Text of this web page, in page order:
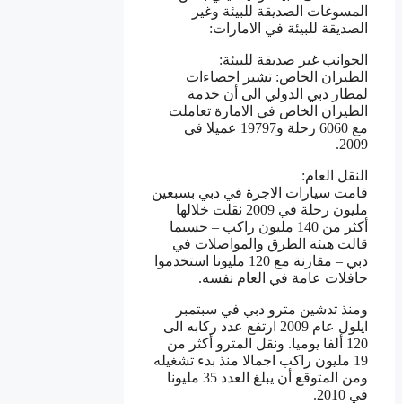
المسوغات الصديقة للبيئة وغير
الصديقة للبيئة في الامارات:
الجوانب غير صديقة للبيئة:
الطيران الخاص: تشير احصاءات
لمطار دبي الدولي الى أن خدمة
الطيران الخاص في الامارة تعاملت
مع 6060 رحلة و19797 عميلا في
2009.
النقل العام:
قامت سيارات الاجرة في دبي بسبعين
مليون رحلة في 2009 نقلت خلالها
أكثر من 140 مليون راكب – حسبما
قالت هيئة الطرق والمواصلات في
دبي – مقارنة مع 120 مليونا استخدموا
حافلات عامة في العام نفسه.
ومنذ تدشين مترو دبي في سبتمبر
ايلول عام 2009 ارتفع عدد ركابه الى
120 ألفا يوميا. ونقل المترو أكثر من
19 مليون راكب اجمالا منذ بدء تشغيله
ومن المتوقع أن يبلغ العدد 35 مليونا
في 2010.